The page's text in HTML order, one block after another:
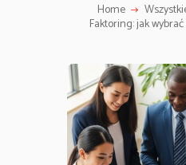
Home
Faktoring: jak